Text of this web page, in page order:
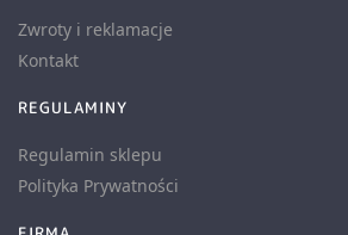
Zwroty i reklamacje
Kontakt
REGULAMINY
Regulamin sklepu
Polityka Prywatności